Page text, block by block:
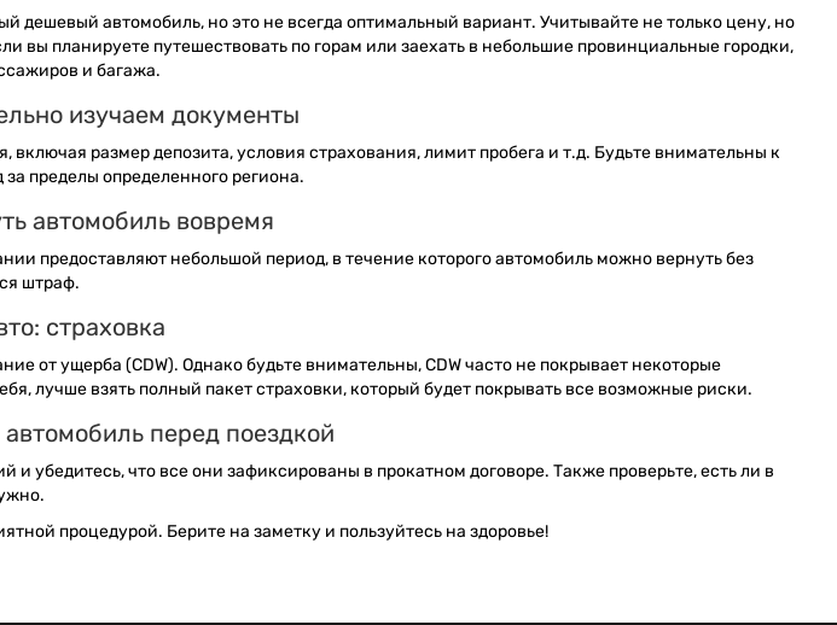
автомобиль, но это не всегда оптимальный вариант. Учитывайте не только цену, но
вы планируете путешествовать по горам или заехать в небольшие провинциальные городки,
и багажа.
изучаем документы
размер депозита, условия страхования, лимит пробега и т.д. Будьте внимательны к
пределы определенного региона.
автомобиль вовремя
предоставляют небольшой период, в течение которого автомобиль можно вернуть без
штраф.
страховка
от ущерба (CDW). Однако будьте внимательны, CDW часто не покрывает некоторые
лучше взять полный пакет страховки, который будет покрывать все возможные риски.
перед поездкой
убедитесь, что все они зафиксированы в прокатном договоре. Также проверьте, есть ли в
процедурой. Берите на заметку и пользуйтесь на здоровье!